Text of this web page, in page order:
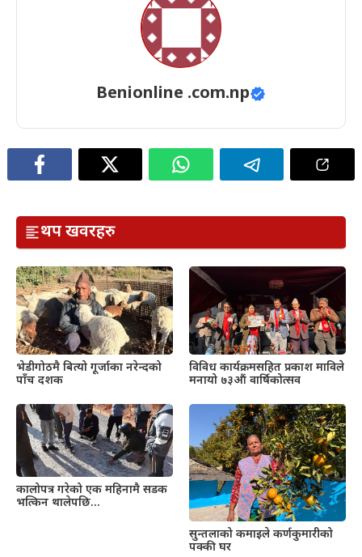
Benionline .com.np
थप खवरहरु
भेडीगोठमै बित्यो गूर्जाका नरेन्दको
पाँच दशक
विविध कार्यक्रमसहित प्रकाश माविले
मनायो ७३औं वार्षिकोत्सव
कालोपत्र गरेको एक महिनामै सडक
भत्किन थालेपछि…
सुन्तलाको कमाइले कर्णकुमारीको
पक्की घर